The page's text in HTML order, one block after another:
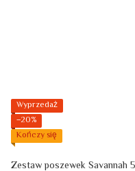
Wyprzedaż
−20%
Kończy się
Zestaw poszewek Savannah